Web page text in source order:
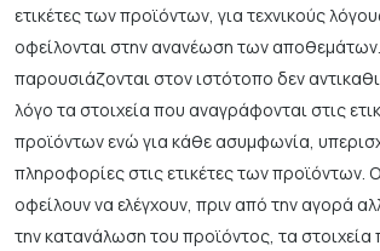
ετικέτες των προϊόντων, για τεχνικούς
οφείλονται στην ανανέωση των
παρουσιάζονται στον ιστότοπο δεν
λόγο τα στοιχεία που αναγράφονται στις
προϊόντων ενώ για κάθε ασυμφωνία,
πληροφορίες στις ετικέτες των προϊόντων.
οφείλουν να ελέγχουν, πριν από την αγορά
την κατανάλωση του προϊόντος, τα στοιχεία